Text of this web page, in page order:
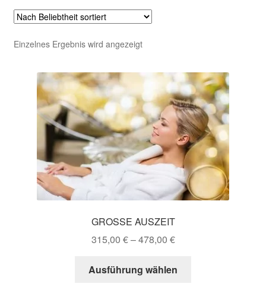
Einzelnes Ergebnis wird angezeigt
GROSSE AUSZEIT
315,00 €–478,00 €
Ausführung wählen